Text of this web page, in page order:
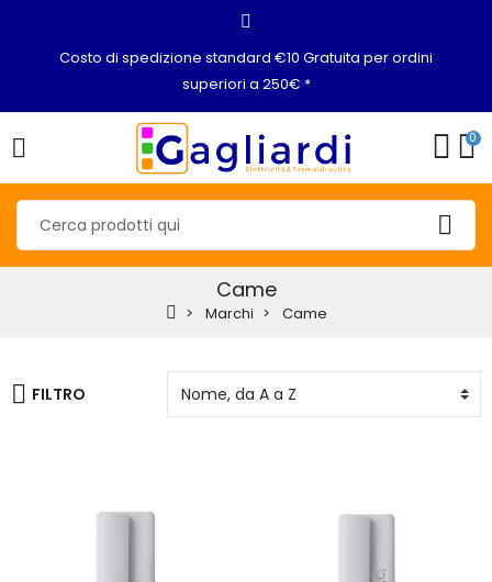
Costo di spedizione standard €10 Gratuita per ordini
superiori a 250€ *
0
Came
Marchi Came
FILTRO